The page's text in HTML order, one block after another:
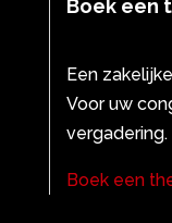
Boek een
Een
Voor uw
vergadering.
Boek een